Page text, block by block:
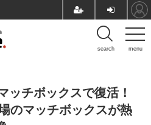
menu
search
ッチボックスで復活！
のマッチボックスが熱